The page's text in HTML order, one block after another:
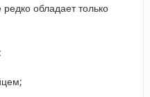
обладает только